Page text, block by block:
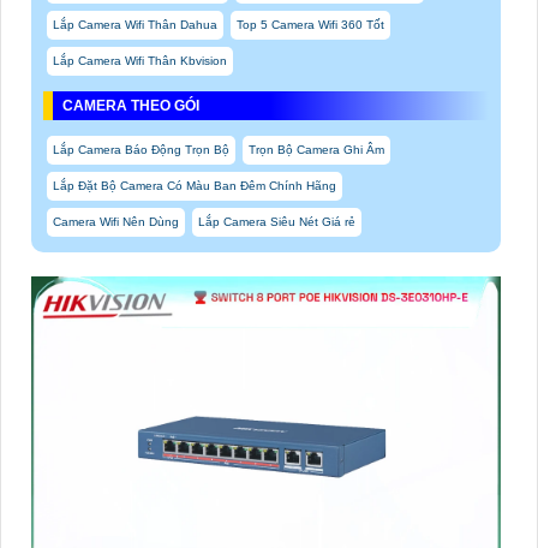
Lắp Camera Wifi Thân Dahua Top 5 Camera Wifi 360 Tốt
Lắp Camera Wifi Thân Kbvision
CAMERA THEO GÓI
Lắp Camera Báo Động Trọn Bộ Trọn Bộ Camera Ghi Âm
Lắp Đặt Bộ Camera Có Màu Ban Đêm Chính Hãng
Camera Wifi Nên Dùng Lắp Camera Siêu Nét Giá rẻ